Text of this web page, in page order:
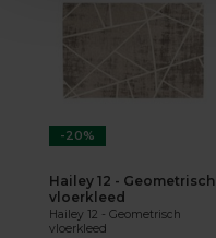
-20%
Hailey 12 - Geometrisch
vloerkleed
Hailey 12 - Geometrisch
vloerkleed